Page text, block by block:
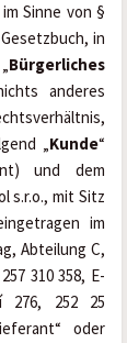
Sinne von §
in
Bürgerliches
anderes
„Kunde“
und dem
s.r.o., mit Sitz
im
Abteilung C,
310 358, E-
276, 252 25
oder